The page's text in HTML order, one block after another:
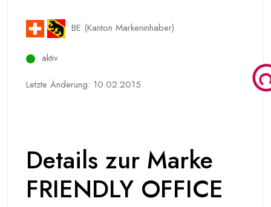
BE (Kanton Markeninhaber)
aktiv
Letzte Änderung: 10.02.2015
Details zur Marke
FRIENDLY OFFICE